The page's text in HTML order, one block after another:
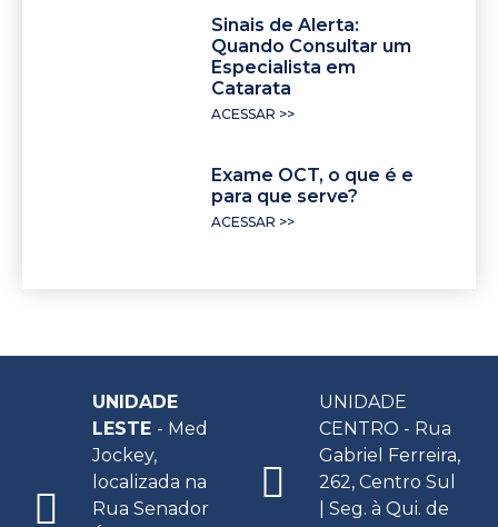
Sinais de Alerta:
Quando Consultar um
Especialista em
Catarata
ACESSAR >>
Exame OCT, o que é e
para que serve?
ACESSAR >>
UNIDADE
LESTE - Med
Jockey,
localizada na
Rua Senador
UNIDADE
CENTRO - Rua
Gabriel Ferreira,
262, Centro Sul
| Seg. à Qui. de